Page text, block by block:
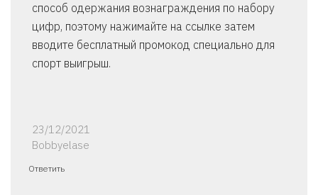
способ одержания вознаграждения по набору
цифр, поэтому нажимайте на ссылке затем
вводите бесплатный промокод специально для
спорт выигрыш.
23/12/2021
Bobbyelase
Ответить